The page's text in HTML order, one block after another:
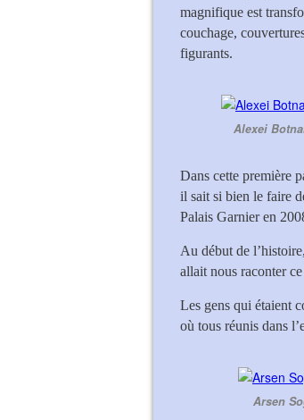
magnifique est
couchage,
figurants.
Alexei
Dans cette première
il sait si bien le faire
Palais Garnier en
Au début de
allait nous raconter
Les gens qui étaient
où tous réunis dans
Arsen